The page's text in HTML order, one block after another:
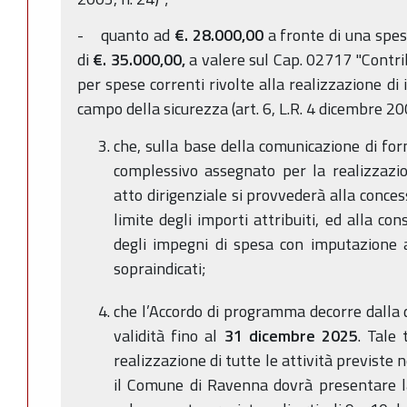
- quanto ad €. 28.000,00a fronte di una
di€. 35.000,00,a valere sul Cap. 02717
per spese correnti rivolte alla realizzazione
campo della sicurezza (art. 6, L.R. 4 dicembre
che, sulla base della comunicazione di
complessivo assegnato per la
atto dirigenziale si provvederà alla
limite degli importi attribuiti, ed alla
degli impegni di spesa con
sopraindicati;
che l’Accordo di programma decorre
validità fino al 31 dicembre 2025. Tale
realizzazione di tutte le attività previste
il Comune di Ravenna dovrà